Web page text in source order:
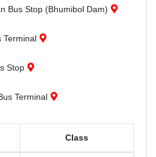
Bus Stop (Bhumibol Dam)
Terminal
Stop
Terminal
Class